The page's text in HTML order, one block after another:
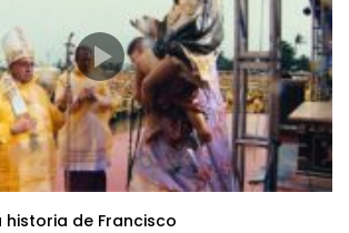
historia de Francisco